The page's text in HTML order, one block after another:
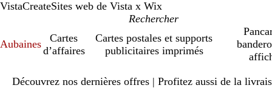
VistaCreateSites web de Vista x Wix
Aubaines
Cartes
d’affaires
Cartes postales et supports
publicitaires imprimés
Découvrez nos dernières offres | Profitez aussi de la